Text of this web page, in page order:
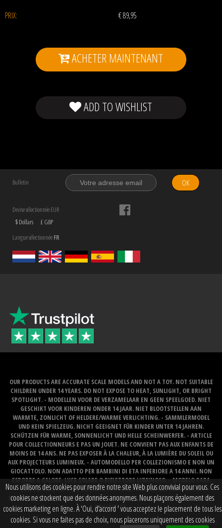
PRIX:
€89,95
ACHETER MAINTENANT
ADD TO WISHLIST
Bulletin OK
Devise sélectionnée EUR
$ Dollars
£ GBP
Langue sélectionnéeFR
OUR PRODUCTS ARE ACCURATE SCALE MODELS AND NOT A TOY. NOT SUITABLE
CHILDREN UNDER 14 YEARS. DO NOT EXPOSE TO HEAT, SUNLIGHT, OR BRIGHT
SPOTLIGHT. - MODELLEN VOOR DE VERZAMELAAR EN GEEN SPEELGOED. NIET
GESCHIKT VOOR KINDEREN ONDER 14 JAAR. NIET BLOOTSTELLEN AAN
WARMTE, ZONLICHT OF HELDERE/WARME VERLICHTING. - SAMMLERMODEL
UND KEIN SPIELZEUG. NICHT GEEIGNET FÜR KINDER UNTER 14 JAHREN.
SCHÜTZEN FÜR WARME, SONNENLICHT UND HELLE SCHEINWERFER. - ARTICLE
POUR COLLECTIONNEURS E PAS UN JOUET. NE CONVIENT PAS AUX ENFANTS DE
MOINS DE 14 ANS. NE PAS EXPOSER À LA CHALEUR, À LA LUMIÈRE DU SOLEIL OU
AUX PROJECTEURS LUMINEUX. - AUTOMODELLO PER COLLEZIONISMO E NON UN
GIOCATTOLO. NON ADATTO PER BAMBINI DI ETA INFERIORE A 14 ANNI. NON
ESPORRE A CALORE, LUCE SOLARE O RIFLETTORE LUMINOSO. - MODELO PARA
COLECCIONISTAS Y NO UN JUGUETE. NO RECOMENDABLE PARA NINOS
MENORES DE 14 ANOS. NO LO EXPONGA AL CALOR, LA LUZ DEL SOL O LOS FOCOS
BRILLANTES.
Website created byBOMS creative web works
Nous utilisons des cookies pour rendre notre site Web plus convivial pour vous. Ces
cookies ne stockent que des données anonymes. Nous plaçons également des
cookies marketing en ligne. À 'Oui, d’accord ' vous acceptez le placement de tous les
cookies. Si vous ne faites pas de choix, nous placerons uniquement des cookies